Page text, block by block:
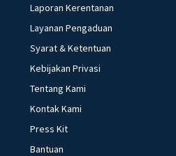
Laporan Kerentanan
Layanan Pengaduan
Syarat & Ketentuan
Kebijakan Privasi
Tentang Kami
Kontak Kami
Press Kit
Bantuan